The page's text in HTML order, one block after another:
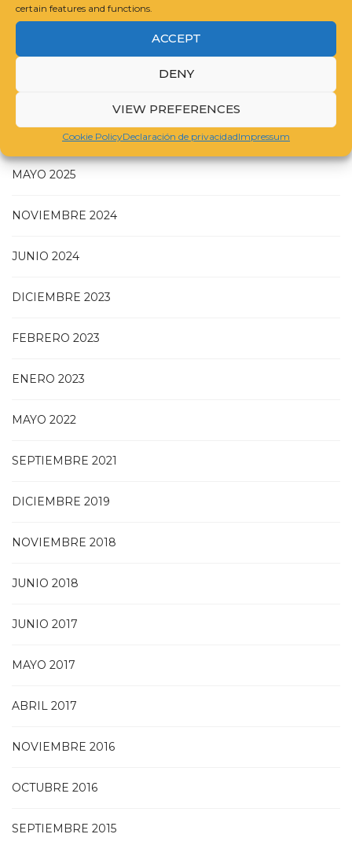
certain features and functions.
ACCEPT
DENY
VIEW PREFERENCES
Cookie PolicyDeclaración de privacidadImpressum
GUIDELINES FOR COMPILING A CATALOGUE RAISONNÉ
JULIO 2025
MAYO 2025
NOVIEMBRE 2024
JUNIO 2024
DICIEMBRE 2023
FEBRERO 2023
ENERO 2023
MAYO 2022
SEPTIEMBRE 2021
DICIEMBRE 2019
NOVIEMBRE 2018
JUNIO 2018
JUNIO 2017
MAYO 2017
ABRIL 2017
NOVIEMBRE 2016
OCTUBRE 2016
SEPTIEMBRE 2015